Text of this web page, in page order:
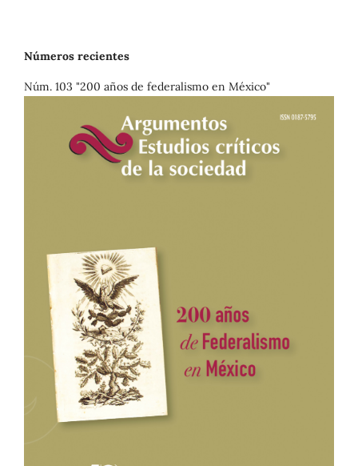
Números recientes
Núm. 103 "200 años de federalismo en México"